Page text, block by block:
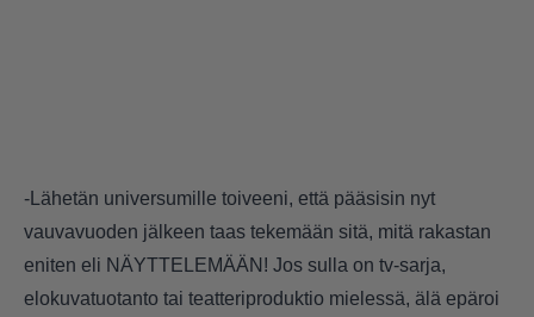
-Lähetän universumille toiveeni, että pääsisin nyt
vauvavuoden jälkeen taas tekemään sitä, mitä rakastan
eniten eli NÄYTTELEMÄÄN! Jos sulla on tv-sarja,
elokuvatuotanto tai teatteriproduktio mielessä, älä epäroi